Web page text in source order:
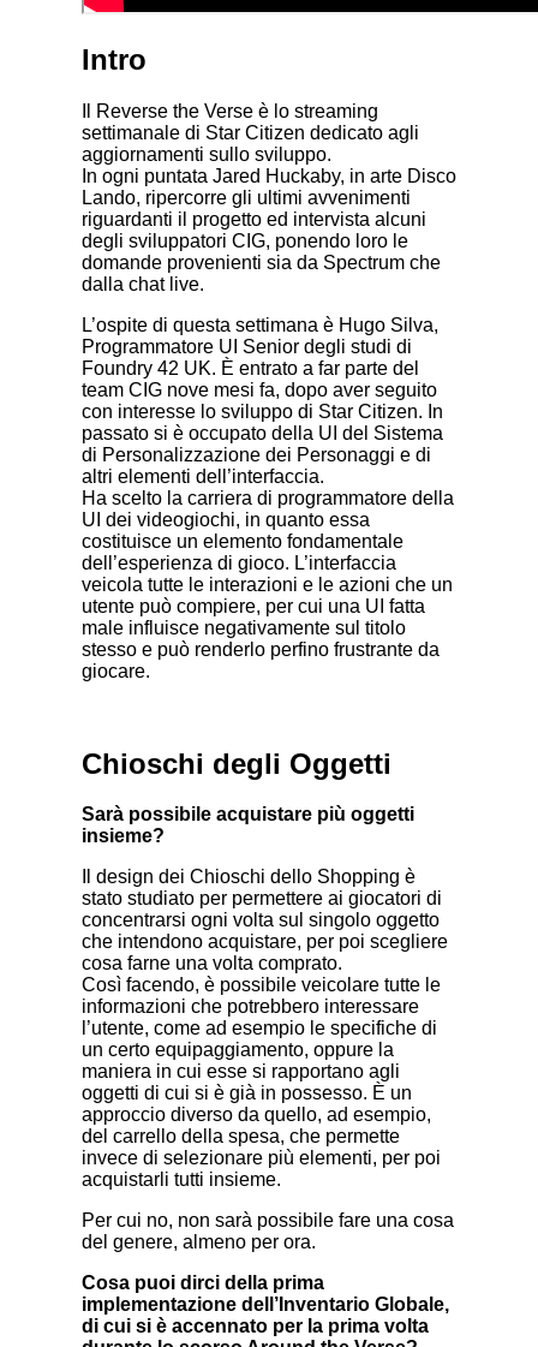
Intro
Il Reverse the Verse è lo streaming
settimanale di Star Citizen dedicato agli
aggiornamenti sullo sviluppo.
In ogni puntata Jared Huckaby, in arte Disco
Lando, ripercorre gli ultimi avvenimenti
riguardanti il progetto ed intervista alcuni
degli sviluppatori CIG, ponendo loro le
domande provenienti sia da Spectrum che
dalla chat live.
L’ospite di questa settimana è Hugo Silva,
Programmatore UI Senior degli studi di
Foundry 42 UK. È entrato a far parte del
team CIG nove mesi fa, dopo aver seguito
con interesse lo sviluppo di Star Citizen. In
passato si è occupato della UI del Sistema
di Personalizzazione dei Personaggi e di
altri elementi dell’interfaccia.
Ha scelto la carriera di programmatore della
UI dei videogiochi, in quanto essa
costituisce un elemento fondamentale
dell’esperienza di gioco. L’interfaccia
veicola tutte le interazioni e le azioni che un
utente può compiere, per cui una UI fatta
male influisce negativamente sul titolo
stesso e può renderlo perfino frustrante da
giocare.
Chioschi degli Oggetti
Sarà possibile acquistare più oggetti
insieme?
Il design dei Chioschi dello Shopping è
stato studiato per permettere ai giocatori di
concentrarsi ogni volta sul singolo oggetto
che intendono acquistare, per poi scegliere
cosa farne una volta comprato.
Così facendo, è possibile veicolare tutte le
informazioni che potrebbero interessare
l’utente, come ad esempio le specifiche di
un certo equipaggiamento, oppure la
maniera in cui esse si rapportano agli
oggetti di cui si è già in possesso. È un
approccio diverso da quello, ad esempio,
del carrello della spesa, che permette
invece di selezionare più elementi, per poi
acquistarli tutti insieme.
Per cui no, non sarà possibile fare una cosa
del genere, almeno per ora.
Cosa puoi dirci della prima
implementazione dell’Inventario Globale,
di cui si è accennato per la prima volta